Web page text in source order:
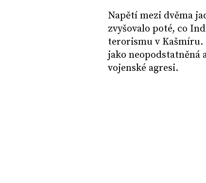
Napětí mezi dvěma
zvyšovalo poté, co
terorismu v
jako neopodstatněná
vojenské agresi.